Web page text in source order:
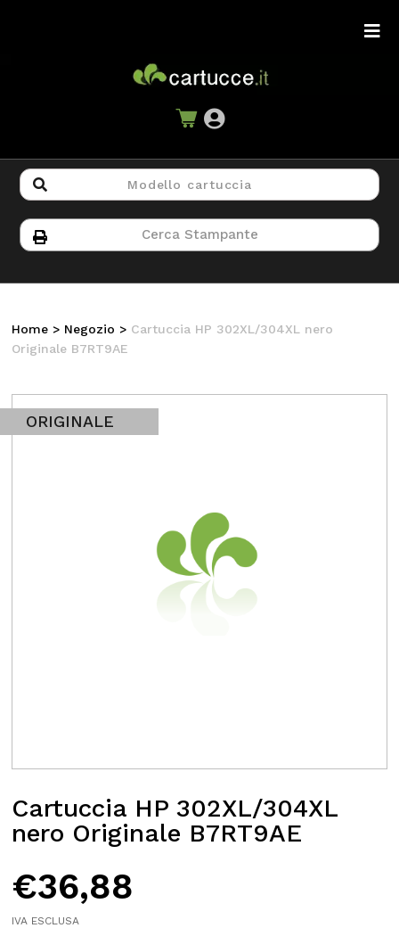
Home > Negozio > Cartuccia HP 302XL/304XL nero
Originale B7RT9AE
ORIGINALE
Cartuccia HP 302XL/304XL
nero Originale B7RT9AE
€36,88
IVA ESCLUSA